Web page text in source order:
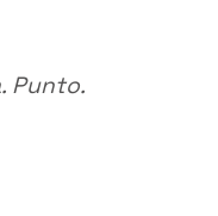
Punto.